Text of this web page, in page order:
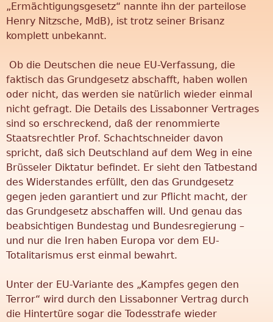
r
V
e
r
ä
n
d
e
r
u
n
„Ermächtigungsgesetz“ nannte ihn der parteilose
Henry Nitzsche, MdB), ist trotz seiner Brisanz
komplett unbekannt.
Ob die Deutschen die neue EU-Verfassung, die
faktisch das Grundgesetz abschafft, haben wollen
oder nicht, das werden sie natürlich wieder einmal
nicht gefragt. Die Details des Lissabonner Vertrages
sind so erschreckend, daß der renommierte
Staatsrechtler Prof. Schachtschneider davon
spricht, daß sich Deutschland auf dem Weg in eine
Brüsseler Diktatur befindet. Er sieht den Tatbestand
des Widerstandes erfüllt, den das Grundgesetz
gegen jeden garantiert und zur Pflicht macht, der
das Grundgesetz abschaffen will. Und genau das
beabsichtigen Bundestag und Bundesregierung –
und nur die Iren haben Europa vor dem EU-
Totalitarismus erst einmal bewahrt.
Unter der EU-Variante des „Kampfes gegen den
Terror“ wird durch den Lissabonner Vertrag durch
die Hintertüre sogar die Todesstrafe wieder